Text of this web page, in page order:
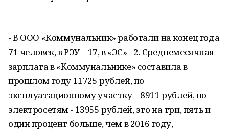
- В ООО «Коммунальник» работали на конец года
71 человек, в РЭУ – 17, в «ЭС» - 2. Среднемесячная
зарплата в «Коммунальнике» составила в
прошлом году 11725 рублей, по
эксплуатационному участку – 8911 рублей, по
электросетям - 13955 рублей, это на три, пять и
один процент больше, чем в 2016 году,